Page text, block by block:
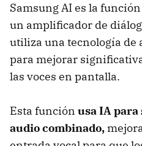
Samsung AI es la función
un amplificador de
utiliza una tecnología de
para mejorar
las voces en pantalla.
Esta función usa IA para
audio combinado,